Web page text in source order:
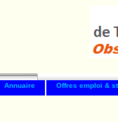
Annuaire Offres emploi &